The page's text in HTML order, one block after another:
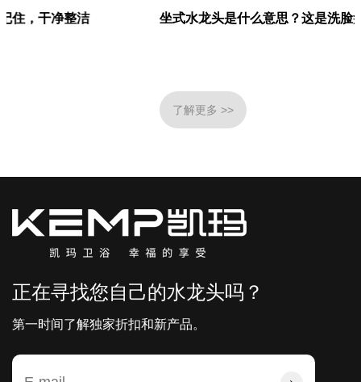
坐式水龙头是什么意思？这是洗脸盆上常见的水龙头
正在寻找您自己的水龙头吗？
第一时间了解独家折扣和新产品。